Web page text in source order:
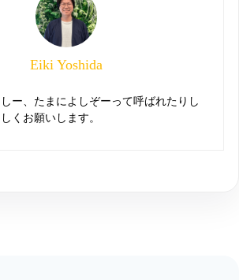
Eiki Yoshida
ー、たまによしぞーって呼ばれたりし
くお願いします。